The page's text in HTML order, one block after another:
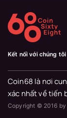
Kết nối với chúng tôi
Coin68 là nơi
xác nhất về tiến
Copyright © 2016 by